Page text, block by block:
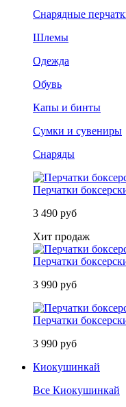
Снарядные
Шлемы
Одежда
Обувь
Капы и бинты
Сумки и сувениры
Снаряды
Перчатки
3 490 руб
Хит продаж
Перчатки
3 990 руб
Перчатки
3 990 руб
Киокушинкай
Все Киокушинкай